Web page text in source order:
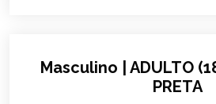
Masculino | ADULTO (18
PRETA